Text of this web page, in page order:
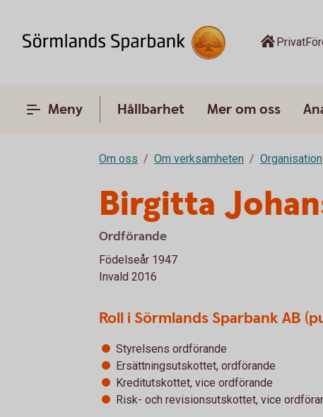
Privat
Meny Hållbarhet Mer om oss
Om oss Om verksamheten Organisation
Birgitta
Ordförande
Födelseår 1947
Invald 2016
Roll i Sörmlands Sparbank AB
Styrelsens ordförande
Ersättningsutskottet, ordförande
Kreditutskottet, vice ordförande
Risk- och revisionsutskottet, vice